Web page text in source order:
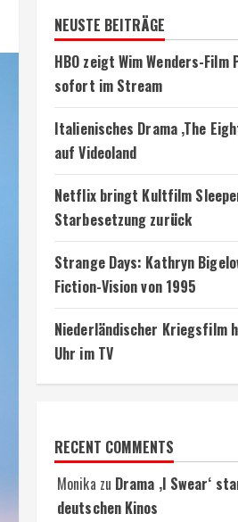
NEUSTE BEITRÄGE
HBO zeigt Wim Wenders-
sofort im Stream
Italienisches Drama ‚The
auf Videoland
Netflix bringt Kultfilm
Starbesetzung zurück
Strange Days: Kathryn
Fiction-Vision von 1995
Niederländischer Kriegsfilm
Uhr im TV
RECENT COMMENTS
Monika zu Drama ‚I Swear‘
deutschen Kinos